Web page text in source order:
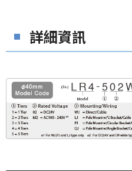
詳細資訊